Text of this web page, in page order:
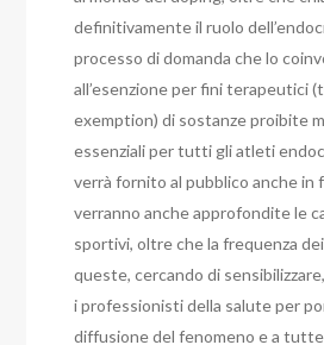
definitivamente il ruolo
processo di domanda che lo
all’esenzione per fini terapeutici
exemption) di sostanze proibite
essenziali per tutti gli atleti
verrà fornito al pubblico anche in
verranno anche approfondite le
sportivi, oltre che la frequenza
queste, cercando di
i professionisti della salute per
diffusione del fenomeno e a